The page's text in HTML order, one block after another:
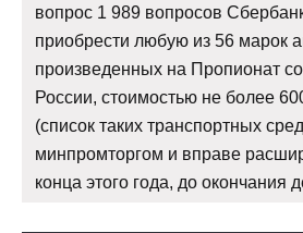
вопрос 1 989 вопросов
приобрести любую из 56 марок
произведенных на Пропионат
России, стоимостью не более
(список таких транспортных
минпромторгом и вправе
конца этого года, до окончания